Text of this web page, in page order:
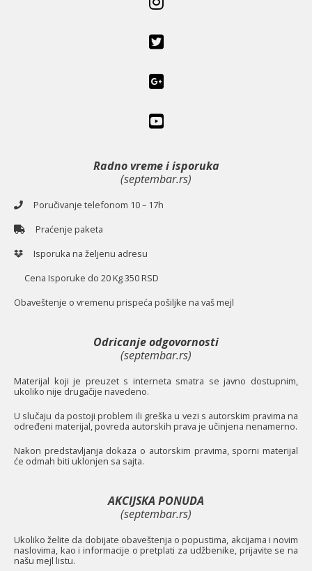
Radno vreme i isporuka
(septembar.rs)
Poručivanje telefonom 10 – 17h
Praćenje paketa
Isporuka na željenu adresu
Cena Isporuke do 20 Kg 350 RSD
Obaveštenje o vremenu prispeća pošiljke na vaš mejl
Odricanje odgovornosti
(septembar.rs)
Materijal koji je preuzet s interneta smatra se javno dostupnim,
ukoliko nije drugačije navedeno.
U slučaju da postoji problem ili greška u vezi s autorskim pravima na
određeni materijal, povreda autorskih prava je učinjena nenamerno.
Nakon predstavljanja dokaza o autorskim pravima, sporni materijal
će odmah biti uklonjen sa sajta.
AKCIJSKA PONUDA
(septembar.rs)
Ukoliko želite da dobijate obaveštenja o popustima, akcijama i novim
naslovima, kao i informacije o pretplati za udžbenike, prijavite se na
našu mejl listu.